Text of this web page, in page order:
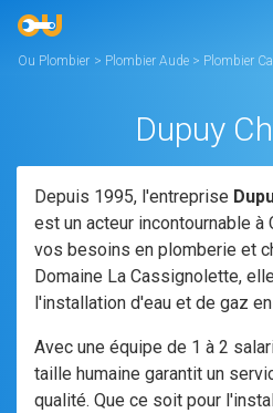
Ou Plombier > Plombier Aude > Plombier
Dupuy
Depuis 1995, l'entreprise
est un acteur incontournable à
vos besoins en plomberie et
Domaine La Cassignolette,
l'installation d'eau et de gaz
Avec une équipe de 1 à 2
taille humaine garantit un
qualité. Que ce soit pour